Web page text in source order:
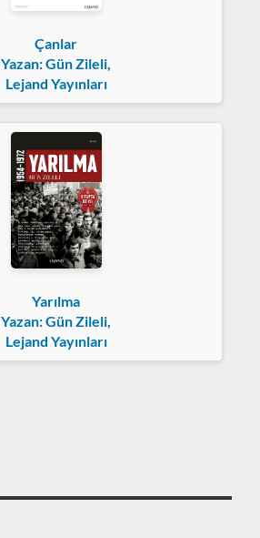
Çanlar
Yazan: Gün Zileli,
Lejand Yayınları
Yarılma
Yazan: Gün Zileli,
Lejand Yayınları